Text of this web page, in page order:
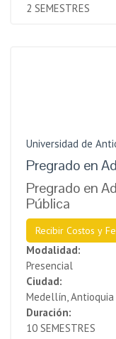
2 SEMESTRES
Universidad de
Pregrado en
Pregrado en
Pública
Recibir Costos y
Modalidad:
Presencial
Ciudad:
Medellín, Antioquia
Duración:
10 SEMESTRES